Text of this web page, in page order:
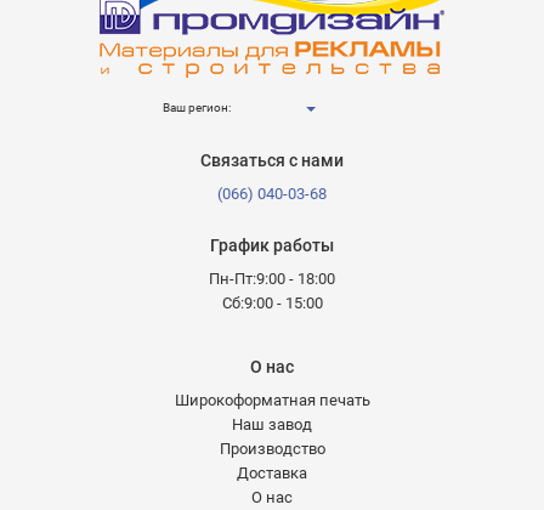
Ваш регион:
Связаться с нами
(066) 040-03-68
График работы
Пн-Пт:9:00 - 18:00
Сб:9:00 - 15:00
О нас
Широкоформатная печать
Наш завод
Производство
Доставка
О нас